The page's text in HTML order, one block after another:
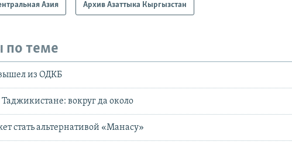
Азия Архив Азаттыка Кыргызстан
по теме
из ОДКБ
Таджикистане: вокруг да около
стать альтернативой «Манасу»